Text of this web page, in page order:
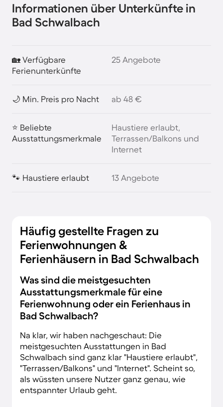
Informationen über Unterkünfte in
Bad Schwalbach
🏡 Verfügbare
Ferienunterkünfte
25 Angebote
🌙 Min. Preis pro Nacht ab 48 €
⭐ Beliebte
Ausstattungsmerkmale
Haustiere erlaubt,
Terrassen/Balkons und
Internet
🐾 Haustiere erlaubt 13 Angebote
Häufig gestellte Fragen zu
Ferienwohnungen &
Ferienhäusern in Bad Schwalbach
Was sind die meistgesuchten
Ausstattungsmerkmale für eine
Ferienwohnung oder ein Ferienhaus in
Bad Schwalbach?
Na klar, wir haben nachgeschaut: Die
meistgesuchten Ausstattungen in Bad
Schwalbach sind ganz klar "Haustiere erlaubt",
"Terrassen/Balkons" und "Internet". Scheint so,
als wüssten unsere Nutzer ganz genau, wie
entspannter Urlaub geht.